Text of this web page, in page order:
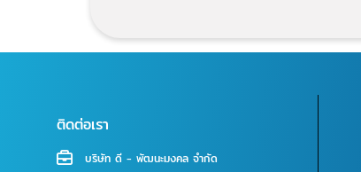
ติดต่อเรา
บริษัท ดี - พัฒนะมงคล จำกัด